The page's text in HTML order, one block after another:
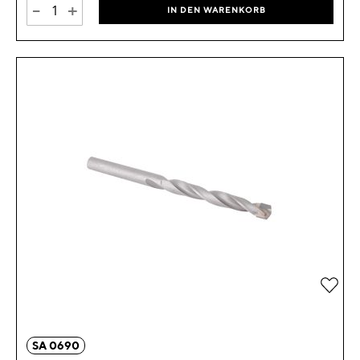
- + IN DEN WARENKORB
SA 0690
Zur